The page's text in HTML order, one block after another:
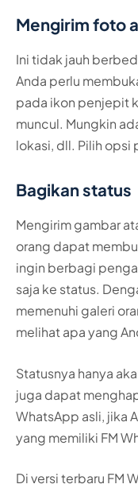
Mengirim foto
Ini tidak jauh
Anda perlu
pada ikon penjepit
muncul. Mungkin
lokasi, dll. Pilih opsi
Bagikan status
Mengirim gambar
orang dapat
ingin berbagi
saja ke status.
memenuhi galeri
melihat apa yang
Statusnya hanya
juga dapat
WhatsApp asli, jika
yang memiliki FM
Di versi terbaru FM